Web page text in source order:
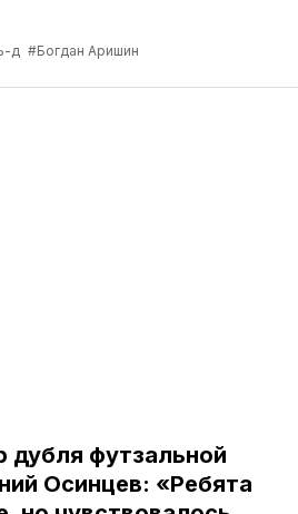
д #Богдан Аришин
дубля футзальной
Осинцев: «Ребята